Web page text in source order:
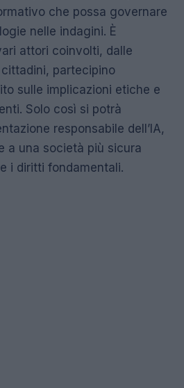
che possa governare
nelle indagini. È
attori coinvolti, dalle
partecipino
sulle implicazioni etiche e
Solo così si potrà
responsabile dell’IA,
a una società più sicura
i diritti fondamentali.